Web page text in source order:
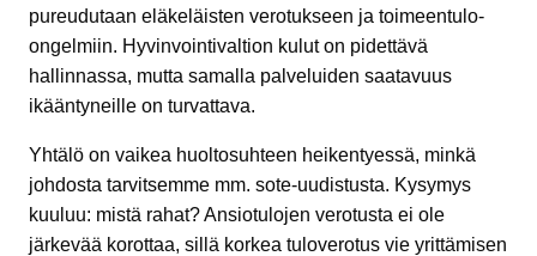
pureudutaan eläkeläisten verotukseen ja toimeentulo-
ongelmiin. Hyvinvointivaltion kulut on pidettävä
hallinnassa, mutta samalla palveluiden saatavuus
ikääntyneille on turvattava.
Yhtälö on vaikea huoltosuhteen heikentyessä, minkä
johdosta tarvitsemme mm. sote-uudistusta. Kysymys
kuuluu: mistä rahat? Ansiotulojen verotusta ei ole
järkevää korottaa, sillä korkea tuloverotus vie yrittämisen